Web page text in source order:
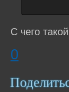
С чего
0